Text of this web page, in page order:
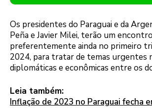
Os presidentes do Paraguai e da
Peña e Javier Milei, terão um
preferentemente ainda no primeiro
2024, para tratar de temas urgentes
diplomáticas e econômicas entre os
Leia também:
Inflação de 2023 no Paraguai fecha